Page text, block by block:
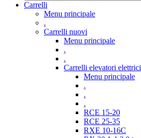
Carrelli
Menu principale
.
Carrelli nuovi
Menu principale
.
.
Carrelli elevatori elettrici
Menu principale
.
.
.
RCE 15-20
RCE 25-35
RXE 10-16C